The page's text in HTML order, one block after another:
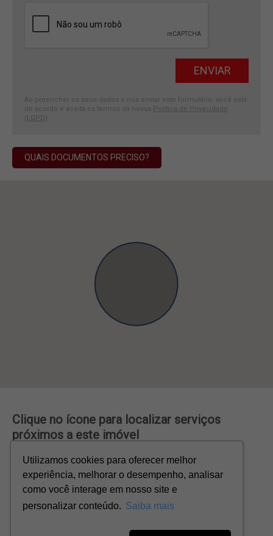
Ao preencher os seus dados e nos enviar este formulário, você está
de acordo e aceita os termos da nossa Política de Privacidade
(LGPD)
QUAIS DOCUMENTOS PRECISO?